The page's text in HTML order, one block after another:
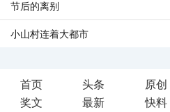
节后的离别
小山村连着大都市
首页 头条 原创
奖文
最新 快料